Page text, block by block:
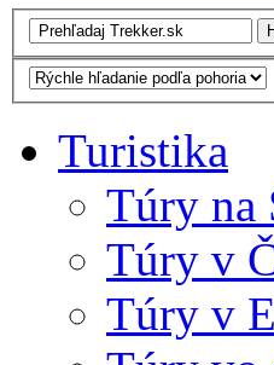
Turistika
Túry na
Túry v
Túry v